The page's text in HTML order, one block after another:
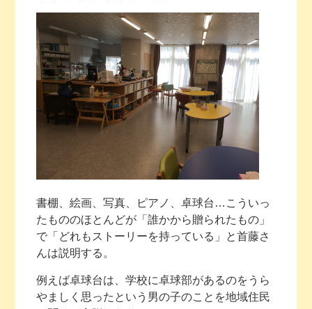
書棚、絵画、写真、ピアノ、卓球台…こういっ
たもののほとんどが「誰かから贈られたもの」
で「どれもストーリーを持っている」と首藤さ
んは説明する。
例えば卓球台は、学校に卓球部があるのをうら
やましく思ったという男の子のことを地域住民